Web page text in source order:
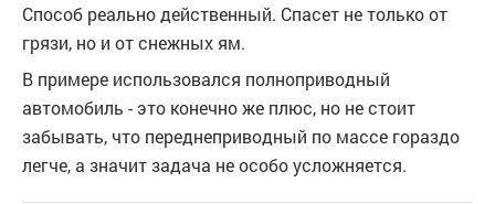
Способ реально действенный. Спасет не только от
грязи, но и от снежных ям.
В примере использовался полноприводный
автомобиль - это конечно же плюс, но не стоит
забывать, что переднеприводный по массе гораздо
легче, а значит задача не особо усложняется.